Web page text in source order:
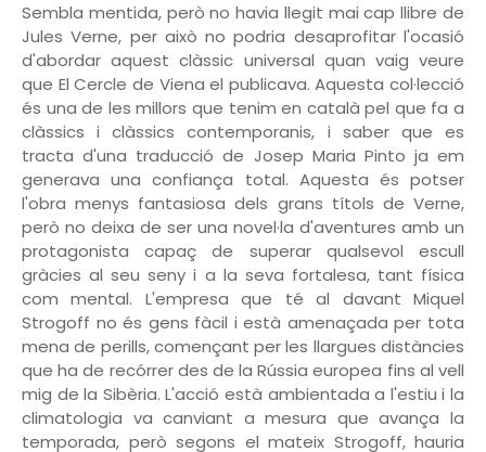
Sembla mentida, però no havia llegit mai cap llibre de
Jules Verne, per això no podria desaprofitar l'ocasió
d'abordar aquest clàssic universal quan vaig veure
que El Cercle de Viena el publicava. Aquesta col·lecció
és una de les millors que tenim en català pel que fa a
clàssics i clàssics contemporanis, i saber que es
tracta d'una traducció de Josep Maria Pinto ja em
generava una confiança total. Aquesta és potser
l'obra menys fantasiosa dels grans títols de Verne,
però no deixa de ser una novel·la d'aventures amb un
protagonista capaç de superar qualsevol escull
gràcies al seu seny i a la seva fortalesa, tant física
com mental. L'empresa que té al davant Miquel
Strogoff no és gens fàcil i està amenaçada per tota
mena de perills, començant per les llargues distàncies
que ha de recórrer des de la Rússia europea fins al vell
mig de la Sibèria. L'acció està ambientada a l'estiu i la
climatologia va canviant a mesura que avança la
temporada, però segons el mateix Strogoff, hauria